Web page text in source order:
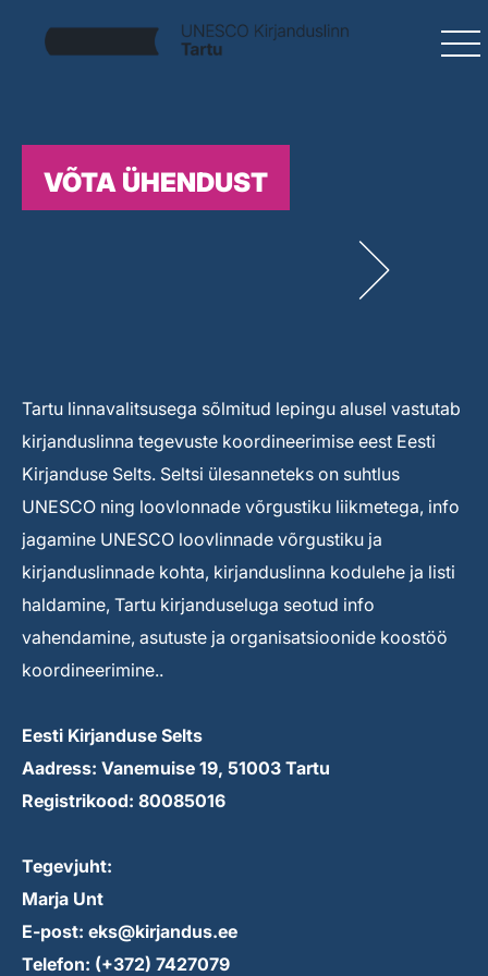
VÕTA ÜHENDUST
Tartu linnavalitsusega sõlmitud lepingu alusel vastutab
kirjanduslinna tegevuste koordineerimise eest Eesti
Kirjanduse Selts. Seltsi ülesanneteks on suhtlus
UNESCO ning loovlonnade võrgustiku liikmetega, info
jagamine UNESCO loovlinnade võrgustiku ja
kirjanduslinnade kohta, kirjanduslinna kodulehe ja listi
haldamine, Tartu kirjanduseluga seotud info
vahendamine, asutuste ja organisatsioonide koostöö
koordineerimine..
Eesti Kirjanduse Selts
Aadress: Vanemuise 19, 51003 Tartu
Registrikood: 80085016
Tegevjuht:
Marja Unt
E-post: eks@kirjandus.ee
Telefon: (+372) 7427079